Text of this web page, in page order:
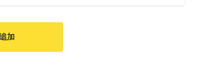
加